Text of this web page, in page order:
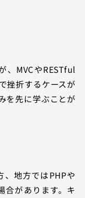
、MVCやRESTful
挫折するケースが
を先に学ぶことが
地方ではPHPや
合があります。キ